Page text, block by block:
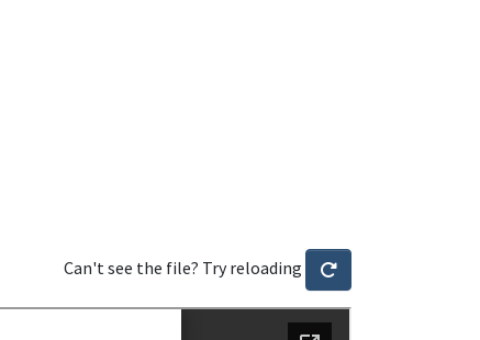
Can't see the file? Try reloading